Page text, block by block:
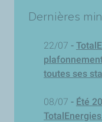
Dernières
22/07 -
toutes ses
08/07 - Été